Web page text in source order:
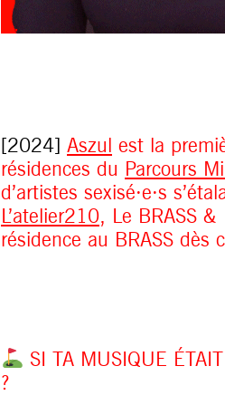
[2024] Aszul est la
résidences du Parcours
d’artistes sexisé·e·s
L’atelier210, Le BRASS &
résidence au BRASS dès
SI TA MUSIQUE
?